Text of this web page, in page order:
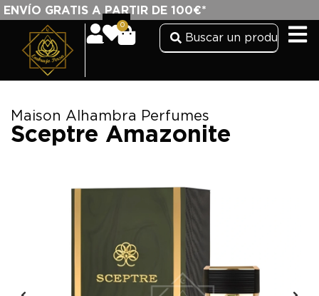
ENVÍO GRATIS A PARTIR DE 100€*
0
Maison Alhambra Perfumes
Sceptre Amazonite